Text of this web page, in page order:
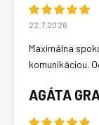
22.7.2026
Maximálna
komunikáciou.
AGÁTA